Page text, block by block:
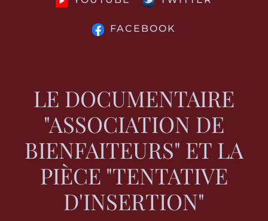
FACEBOOK
LE DOCUMENTAIRE
"ASSOCIATION DE
BIENFAITEURS" ET LA
PIÈCE "TENTATIVE
D'INSERTION"